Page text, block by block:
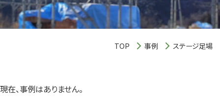
TOP 事例 ステージ足場
現在、事例はありません。